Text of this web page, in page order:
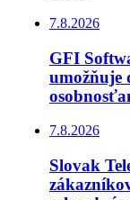
7.8.2026
GFI
umožňuje
7.8.2026
Slovak